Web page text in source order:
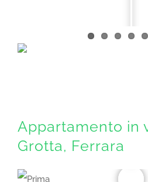
Appartamento in
Grotta, Ferrara